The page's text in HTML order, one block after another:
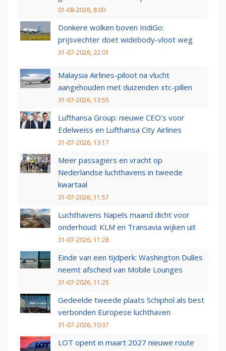
01-08-2026, 8:00
Donkere wolken boven IndiGo:
prijsvechter doet widebody-vloot weg
31-07-2026, 22:01
Malaysia Airlines-piloot na vlucht
aangehouden met duizenden xtc-pillen
31-07-2026, 13:55
Lufthansa Group: nieuwe CEO’s voor
Edelweiss en Lufthansa City Airlines
31-07-2026, 13:17
Meer passagiers en vracht op
Nederlandse luchthavens in tweede
kwartaal
31-07-2026, 11:57
Luchthavens Napels maand dicht voor
onderhoud: KLM en Transavia wijken uit
31-07-2026, 11:28
Einde van een tijdperk: Washington Dulles
neemt afscheid van Mobile Lounges
31-07-2026, 11:25
Gedeelde tweede plaats Schiphol als best
verbonden Europese luchthaven
31-07-2026, 10:37
LOT opent in maart 2027 nieuwe route